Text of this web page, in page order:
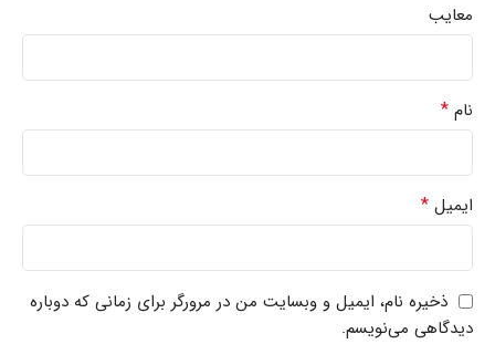
معایب
نام *
ایمیل *
ذخیره نام، ایمیل و وبسایت من در مرورگر برای زمانی که دوباره
دیدگاهی می‌نویسم.